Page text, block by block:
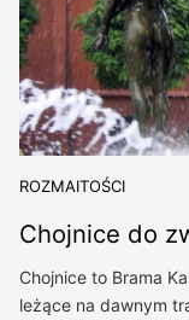
ROZMAITOŚCI
Chojnice do
Chojnice to Brama
leżące na dawnym